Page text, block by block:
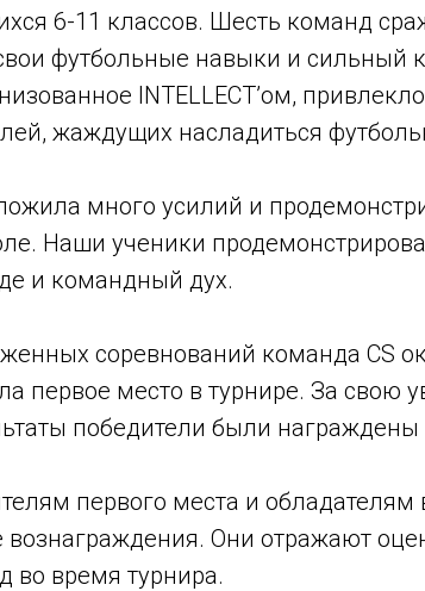
6-11 классов. Шесть команд
футбольные навыки и сильный
INTELLECT’ом,
жаждущих насладиться
много усилий и
Наши ученики
и командный дух.
соревнований команда CS
первое место в турнире. За свою
победители были награждены
первого места и обладателям
Они отражают
во время турнира.